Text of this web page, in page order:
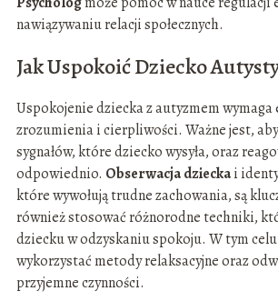
nawiązywaniu relacji społecznych.
Jak Uspokoić Dziecko
Uspokojenie dziecka z autyzmem
zrozumienia i cierpliwości. Ważne jest,
sygnałów, które dziecko wysyła, oraz
odpowiednio. Obserwacja dzieckai
które wywołują trudne zachowania, są
również stosować różnorodne techniki,
dziecku w odzyskaniu spokoju. W tym
wykorzystać metody relaksacyjne oraz
przyjemne czynności.